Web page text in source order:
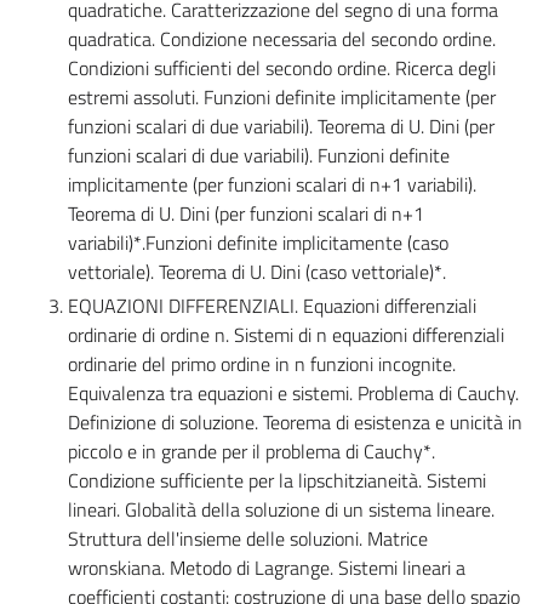
quadratiche. Caratterizzazione del segno di una forma
quadratica. Condizione necessaria del secondo ordine.
Condizioni sufficienti del secondo ordine. Ricerca degli
estremi assoluti. Funzioni definite implicitamente (per
funzioni scalari di due variabili). Teorema di U. Dini (per
funzioni scalari di due variabili). Funzioni definite
implicitamente (per funzioni scalari di n+1 variabili).
Teorema di U. Dini (per funzioni scalari di n+1
variabili)*.Funzioni definite implicitamente (caso
vettoriale). Teorema di U. Dini (caso vettoriale)*.
EQUAZIONI DIFFERENZIALI. Equazioni differenziali
ordinarie di ordine n. Sistemi di n equazioni differenziali
ordinarie del primo ordine in n funzioni incognite.
Equivalenza tra equazioni e sistemi. Problema di Cauchy.
Definizione di soluzione. Teorema di esistenza e unicità in
piccolo e in grande per il problema di Cauchy*.
Condizione sufficiente per la lipschitzianeità. Sistemi
lineari. Globalità della soluzione di un sistema lineare.
Struttura dell'insieme delle soluzioni. Matrice
wronskiana. Metodo di Lagrange. Sistemi lineari a
coefficienti costanti: costruzione di una base dello spazio